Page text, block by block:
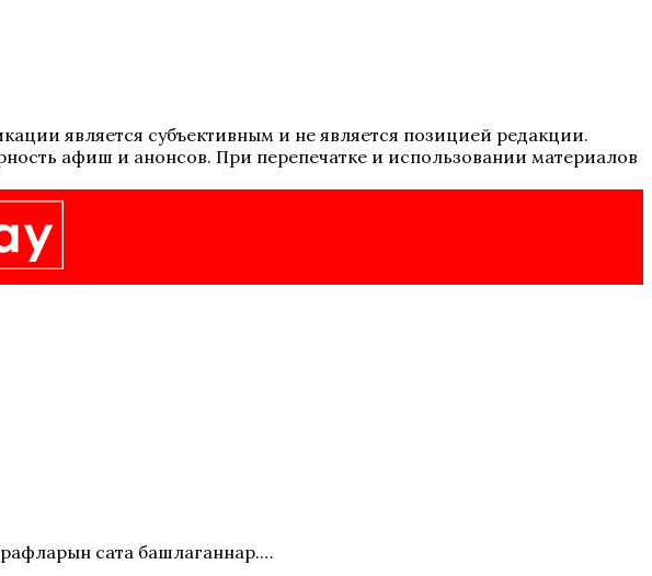
является субъективным и не является позицией редакции.
афиш и анонсов. При перепечатке и использовании материалов
сата башлаганнар.…